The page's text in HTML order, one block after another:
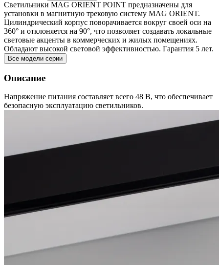
Светильники MAG ORIENT POINT предназначены для
установки в магнитную трековую систему MAG ORIENT.
Цилиндрический корпус поворачивается вокруг своей оси на
360° и отклоняется на 90°, что позволяет создавать локальные
световые акценты в коммерческих и жилых помещениях.
Обладают высокой световой эффективностью. Гарантия 5 лет.
Все модели серии
Описание
Напряжение питания составляет всего 48 В, что обеспечивает
безопасную эксплуатацию светильников.